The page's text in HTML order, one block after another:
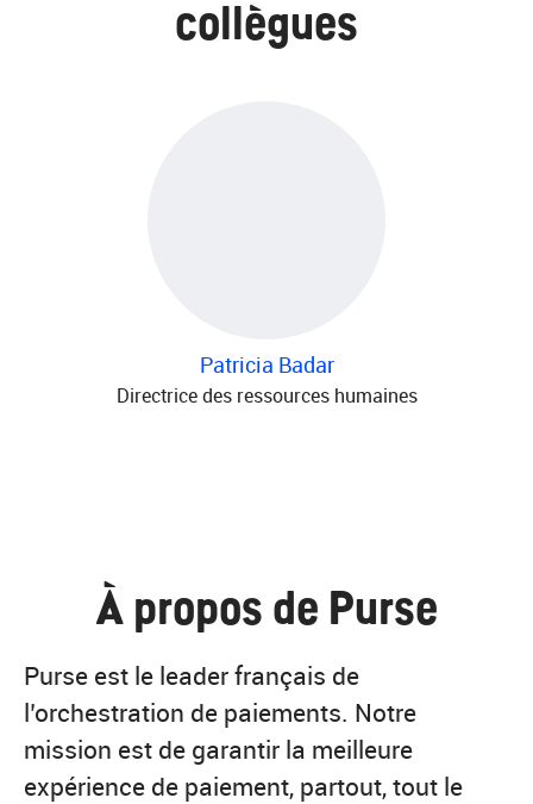
collègues
Patricia Badar
Directrice des ressources humaines
À propos de Purse
Purse est le leader français de
l’orchestration de paiements. Notre
mission est de garantir la meilleure
expérience de paiement, partout, tout le